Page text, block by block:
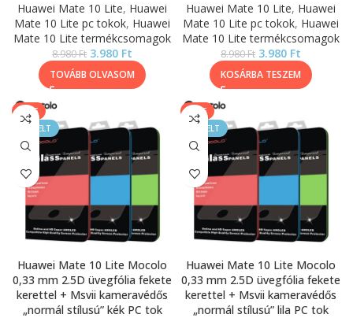
Huawei Mate 10 Lite, Huawei
Mate 10 Lite pc tokok, Huawei
Mate 10 Lite termékcsomagok
8.980Ft 3.980 Ft
TOVÁBB OLVASOM
Huawei Mate 10 Lite, Huawei
Mate 10 Lite pc tokok, Huawei
Mate 10 Lite termékcsomagok
8.980Ft 3.980 Ft
KOSÁRBA TESZEM
SALE
KIEMELT
Huawei Mate 10 Lite Mocolo
0,33 mm 2.5D üvegfólia fekete
kerettel + Msvii kameravédős
„normál stílusú” kék PC tok
SALE
KIEMELT
Huawei Mate 10 Lite Mocolo
0,33 mm 2.5D üvegfólia fekete
kerettel + Msvii kameravédős
„normál stílusú” lila PC tok